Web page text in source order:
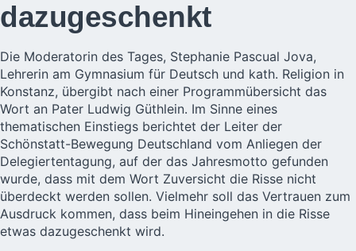
dazugeschenkt
Die Moderatorin des Tages, Stephanie Pascual Jova,
Lehrerin am Gymnasium für Deutsch und kath. Religion in
Konstanz, übergibt nach einer Programmübersicht das
Wort an Pater Ludwig Güthlein. Im Sinne eines
thematischen Einstiegs berichtet der Leiter der
Schönstatt-Bewegung Deutschland vom Anliegen der
Delegiertentagung, auf der das Jahresmotto gefunden
wurde, dass mit dem Wort Zuversicht die Risse nicht
überdeckt werden sollen. Vielmehr soll das Vertrauen zum
Ausdruck kommen, dass beim Hineingehen in die Risse
etwas dazugeschenkt wird.